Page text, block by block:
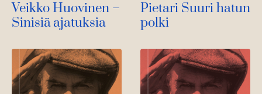
Veikko Huovinen –
Sinisiä ajatuksia
Pietari Suuri hatun
polki